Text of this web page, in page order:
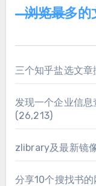
浏览最多的
三个知乎盐选文
发现一个企业信
(26,213)
zlibrary及最新镜
分享10个搜找书